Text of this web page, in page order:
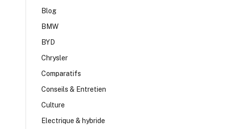
Blog
BMW
BYD
Chrysler
Comparatifs
Conseils & Entretien
Culture
Electrique & hybride